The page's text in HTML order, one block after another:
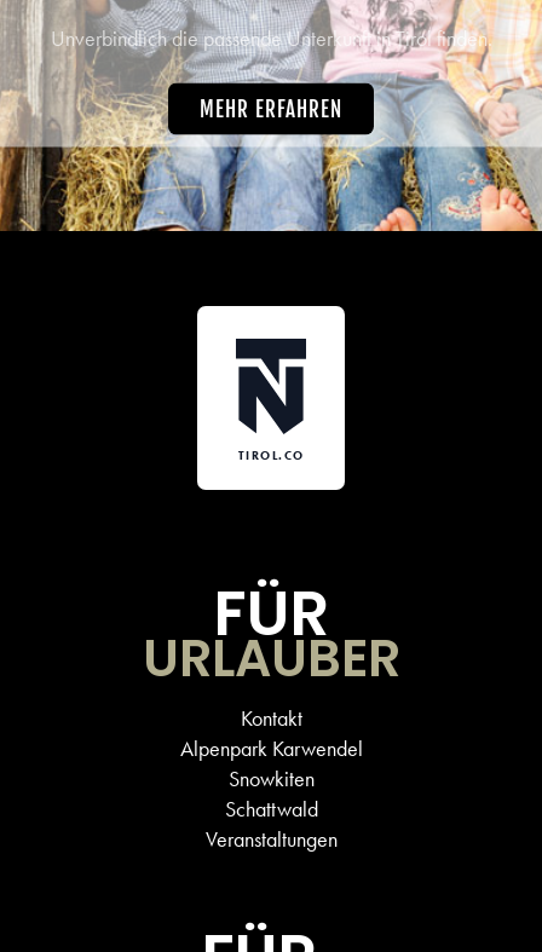
Unverbindlich die passende Unterkunft in Tirol finden.
MEHR ERFAHREN
TIROL.CO
FÜR
URLAUBER
Kontakt
Alpenpark Karwendel
Snowkiten
Schattwald
Veranstaltungen